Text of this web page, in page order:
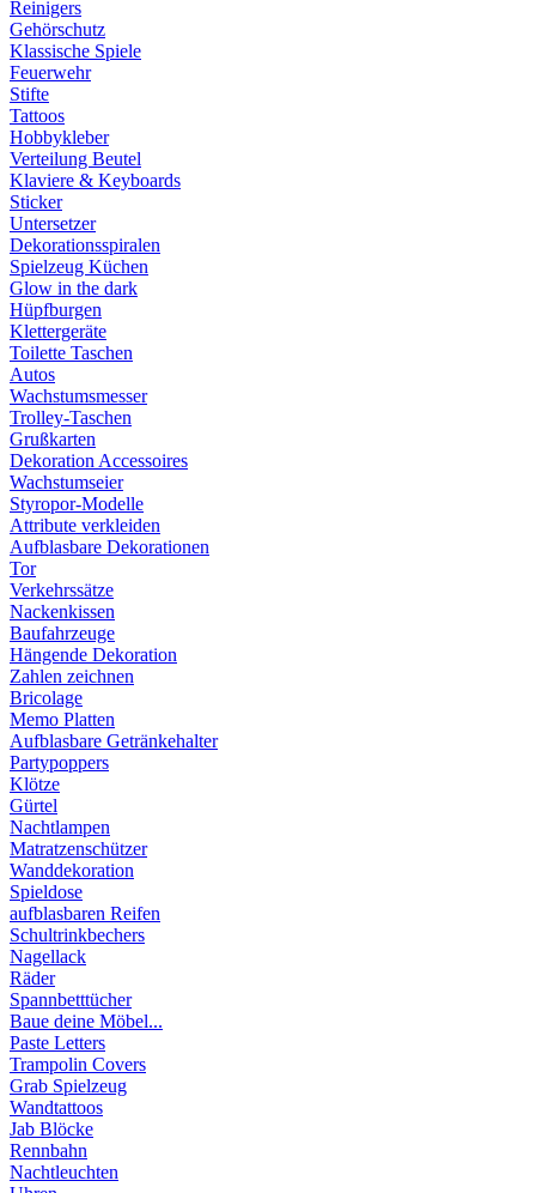
Reinigers
Gehörschutz
Klassische Spiele
Feuerwehr
Stifte
Tattoos
Hobbykleber
Verteilung Beutel
Klaviere & Keyboards
Sticker
Untersetzer
Dekorationsspiralen
Spielzeug Küchen
Glow in the dark
Hüpfburgen
Klettergeräte
Toilette Taschen
Autos
Wachstumsmesser
Trolley-Taschen
Grußkarten
Dekoration Accessoires
Wachstumseier
Styropor-Modelle
Attribute verkleiden
Aufblasbare Dekorationen
Tor
Verkehrssätze
Nackenkissen
Baufahrzeuge
Hängende Dekoration
Zahlen zeichnen
Bricolage
Memo Platten
Aufblasbare Getränkehalter
Partypoppers
Klötze
Gürtel
Nachtlampen
Matratzenschützer
Wanddekoration
Spieldose
aufblasbaren Reifen
Schultrinkbechers
Nagellack
Räder
Spannbetttücher
Baue deine Möbel...
Paste Letters
Trampolin Covers
Grab Spielzeug
Wandtattoos
Jab Blöcke
Rennbahn
Nachtleuchten